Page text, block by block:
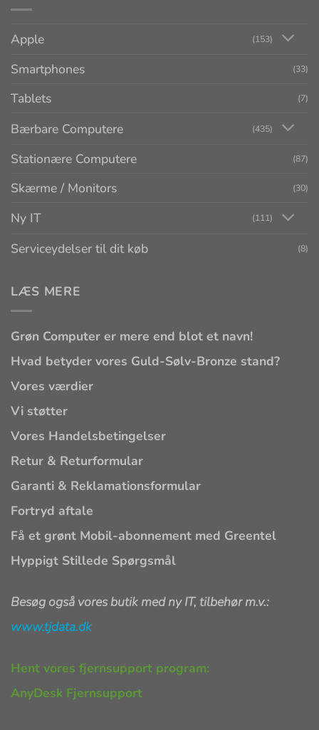
Apple (153)
Smartphones (33)
Tablets (7)
Bærbare Computere (435)
Stationære Computere (87)
Skærme / Monitors (30)
Ny IT (111)
Serviceydelser til dit køb (8)
LÆS MERE
Grøn Computer er mere end blot et navn!
Hvad betyder vores Guld-Sølv-Bronze stand?
Vores værdier
Vi støtter
Vores Handelsbetingelser
Retur & Returformular
Garanti & Reklamationsformular
Fortryd aftale
Få et grønt Mobil-abonnement med Greentel
Hyppigt Stillede Spørgsmål
Besøg også vores butik med ny IT, tilbehør m.v.:
www.tjdata.dk
Hent vores fjernsupport program:
AnyDesk Fjernsupport